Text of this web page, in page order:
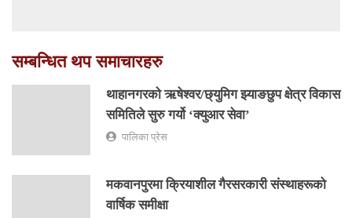
सम्बन्धित थप समाचारहरु
थाहानगरकाे ऋषेश्वर/छ्युमिग झ्याङछुप क्षेत्र विकास
समितिले सुरु गर्यो ‘क्युआर सेवा’
पालिका प्रेस
मकवानपुरमा क्रियाशील गैरसरकारी संस्थाहरूको
वार्षिक समीक्षा